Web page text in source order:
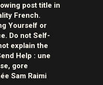
post title in
French.
Yourself or
Do not Self-
explain the
Help : une
gore
Sam Raimi